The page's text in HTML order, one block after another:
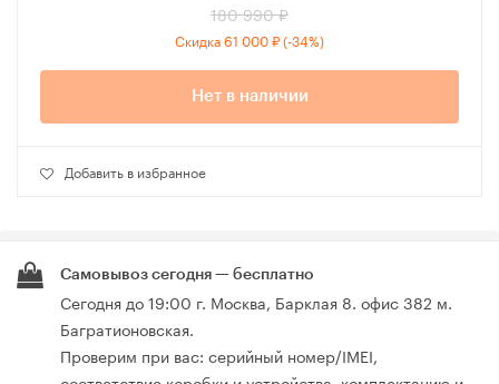
180 990 ₽
Скидка 61 000 ₽ (-34%)
Нет в наличии
Добавить в избранное
Самовывоз сегодня — бесплатно
Сегодня до 19:00 г. Москва, Барклая 8. офис 382 м.
Багратионовская.
Проверим при вас: серийный номер/IMEI,